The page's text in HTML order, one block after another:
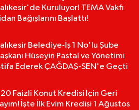
Kuruluyor! TEMA Vakfı
Bağışlarını Başlattı!
Belediye-İş 1 No'lu Şube
Hüseyin Pastal ve Yönetimi
Ederek ÇAĞDAŞ-SEN'e Geçti
Faizli Konut Kredisi İçin Geri
İşte İlk Evim Kredisi 1 Ağustos